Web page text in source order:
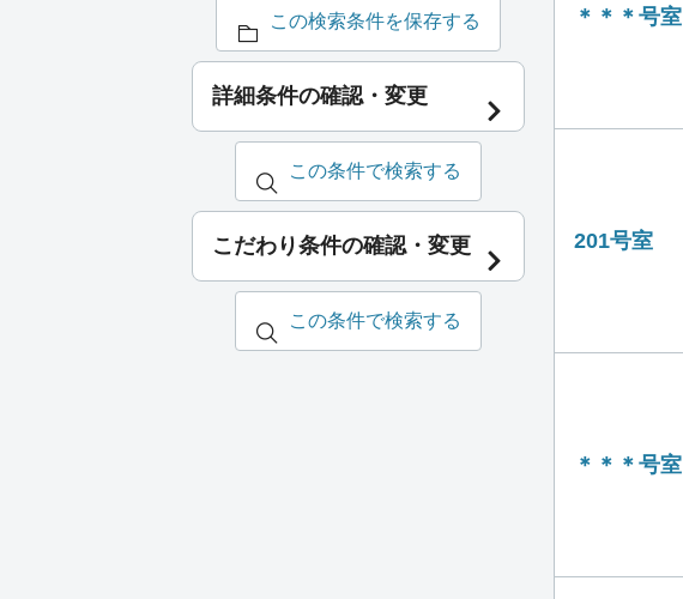
＊＊＊号室
201号室
＊＊＊号室
この検索条件を保存する
詳細条件の確認・変更
この条件で検索する
こだわり条件の確認・変更
この条件で検索する